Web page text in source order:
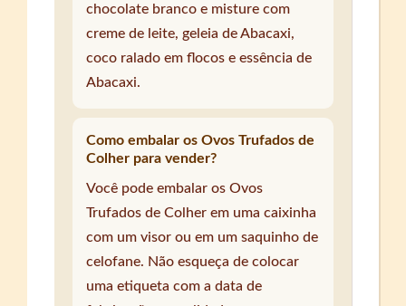
chocolate branco e misture com
creme de leite, geleia de Abacaxi,
coco ralado em flocos e essência de
Abacaxi.
Como embalar os Ovos Trufados de
Colher para vender?
Você pode embalar os Ovos
Trufados de Colher em uma caixinha
com um visor ou em um saquinho de
celofane. Não esqueça de colocar
uma etiqueta com a data de